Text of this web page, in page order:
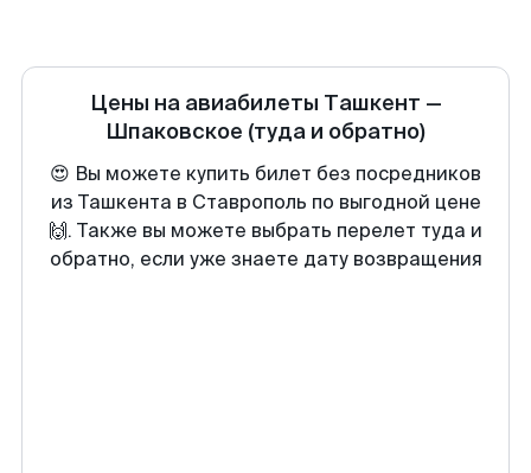
Цены на авиабилеты Ташкент —
Шпаковское (туда и обратно)
😍 Вы можете купить билет без посредников
из Ташкента в Ставрополь по выгодной цене
🙌. Также вы можете выбрать перелет туда и
обратно, если уже знаете дату возвращения